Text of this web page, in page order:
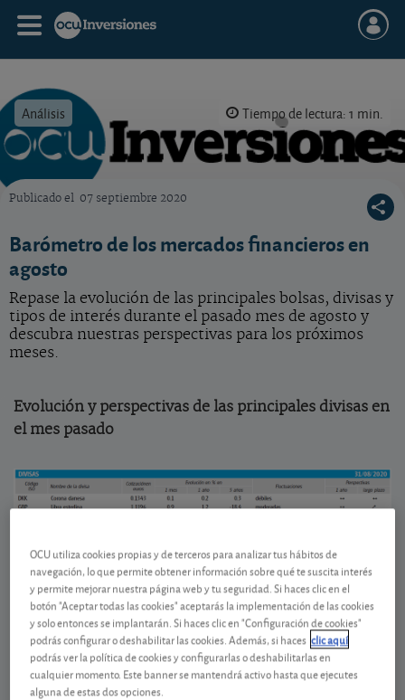
Análisis Tiempo de lectura: 1 min.
Publicado el 07 septiembre 2020
Barómetro de los mercados financieros en
agosto
Repase la evolución de las principales bolsas, divisas y
tipos de interés durante el pasado mes de agosto y
descubra nuestras perspectivas para los próximos
meses.
Evolución y perspectivas de las principales divisas en
el mes pasado
OCU utiliza cookies propias y de terceros para analizar tus hábitos de
navegación, lo que permite obtener información sobre qué te suscita interés
y permite mejorar nuestra página web y tu seguridad. Si haces clic en el
botón "Aceptar todas las cookies" aceptarás la implementación de las cookies
y solo entonces se implantarán. Si haces clic en "Configuración de cookies"
podrás configurar o deshabilitar las cookies. Además, si haces clic aquí
podrás ver la política de cookies y configurarlas o deshabilitarlas en
cualquier momento. Este banner se mantendrá activo hasta que ejecutes
alguna de estas dos opciones.